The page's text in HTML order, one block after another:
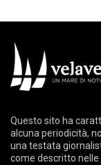
Questo sito ha
alcuna periodicità,
una testata
come descritto nelle